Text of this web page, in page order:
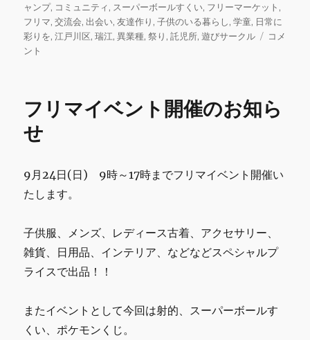
e
b
k
te
r
l
bl
r
l
稿
日:
テ
ゴ
リ
グ
ャンプ, コミュニティ, スーパーボールすくい, フリーマーケット ,
フリマ,交流会, 出会い,友達作り ,子供のいる暮らし,学童, 日常に
彩りを,江戸川区,瑞江,異業種,祭り ,託児所,遊びサークル
週
流
と
い
ま
コメ
ント
フリマイベント開催のお知ら
せ
9月24日(日) 9時～17時までフリマイベント開催い
たします。
子供服、メンズ、レディース古着、アクセサリー、
雑貨、日用品、インテリア、などなどスペシャルプ
ライスで出品！！
またイベントとして今回は射的、スーパーボールす
くい、ポケモンくじ。